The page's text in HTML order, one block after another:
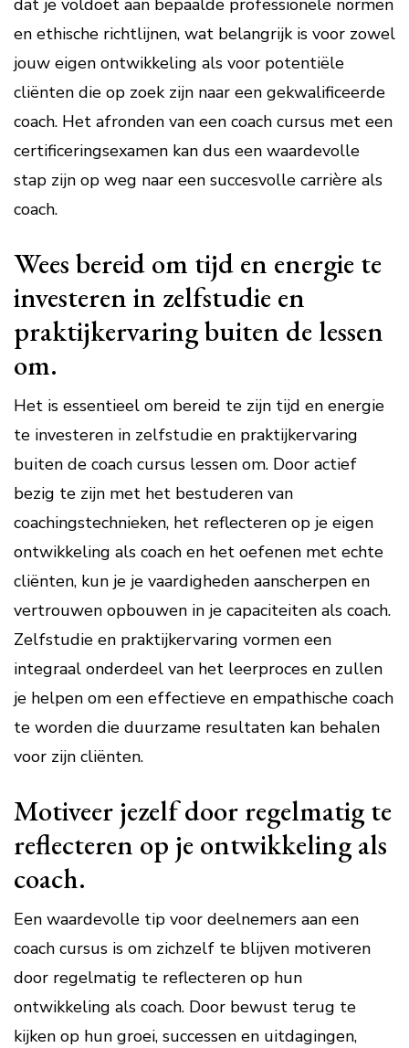
dat je voldoet aan bepaalde professionele normen
en ethische richtlijnen, wat belangrijk is voor zowel
jouw eigen ontwikkeling als voor potentiële
cliënten die op zoek zijn naar een gekwalificeerde
coach. Het afronden van een coach cursus met een
certificeringsexamen kan dus een waardevolle
stap zijn op weg naar een succesvolle carrière als
coach.
Wees bereid om tijd en energie te
investeren in zelfstudie en
praktijkervaring buiten de lessen
om.
Het is essentieel om bereid te zijn tijd en energie
te investeren in zelfstudie en praktijkervaring
buiten de coach cursus lessen om. Door actief
bezig te zijn met het bestuderen van
coachingstechnieken, het reflecteren op je eigen
ontwikkeling als coach en het oefenen met echte
cliënten, kun je je vaardigheden aanscherpen en
vertrouwen opbouwen in je capaciteiten als coach.
Zelfstudie en praktijkervaring vormen een
integraal onderdeel van het leerproces en zullen
je helpen om een effectieve en empathische coach
te worden die duurzame resultaten kan behalen
voor zijn cliënten.
Motiveer jezelf door regelmatig te
reflecteren op je ontwikkeling als
coach.
Een waardevolle tip voor deelnemers aan een
coach cursus is om zichzelf te blijven motiveren
door regelmatig te reflecteren op hun
ontwikkeling als coach. Door bewust terug te
kijken op hun groei, successen en uitdagingen,